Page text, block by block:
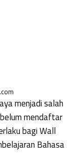
menjadi salah
mendaftar
bagi Wall
Bahasa